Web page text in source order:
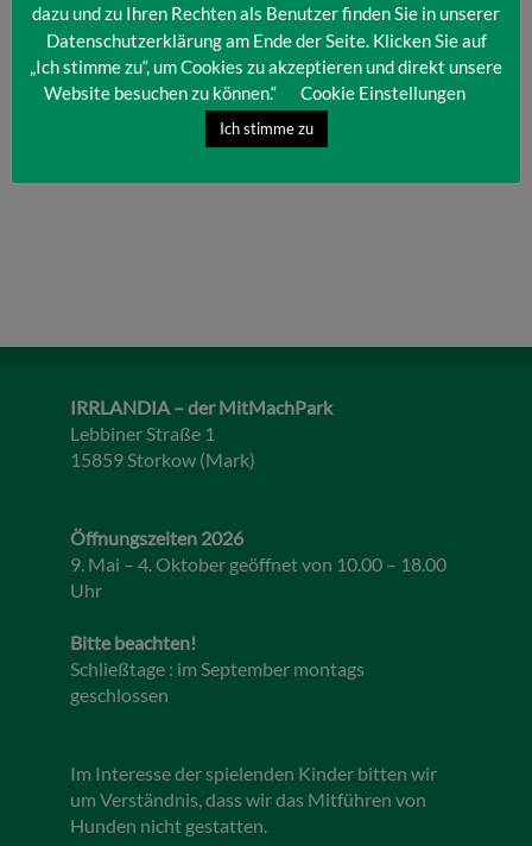
IRRLANDIA – der MitMachPark
Lebbiner Straße 1
15859 Storkow (Mark)
Öffnungszeiten 2026
9. Mai – 4. Oktober geöffnet von 10.00 – 18.00
Uhr
Bitte beachten!
Schließtage : im September montags
geschlossen
Im Interesse der spielenden Kinder bitten wir
um Verständnis, dass wir das Mitführen von
Hunden nicht gestatten.
dazu und zu Ihren Rechten als Benutzer finden Sie in unserer
Datenschutzerklärung am Ende der Seite. Klicken Sie auf
„Ich stimme zu“, um Cookies zu akzeptieren und direkt unsere
Website besuchen zu können.“
Cookie Einstellungen
Ich stimme zu